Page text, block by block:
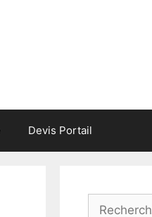
Devis Portail
Rechercher :